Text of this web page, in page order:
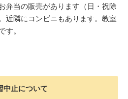
弁当の販売があります（日・祝除
近隣にコンビニもあります。教室
す。
中止について